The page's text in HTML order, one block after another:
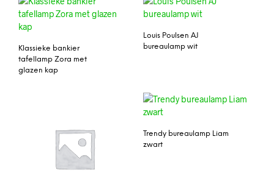
Klassieke bankier
tafellamp Zora met
glazen kap
Louis Poulsen AJ
bureaulamp wit
Trendy bureaulamp Liam
zwart